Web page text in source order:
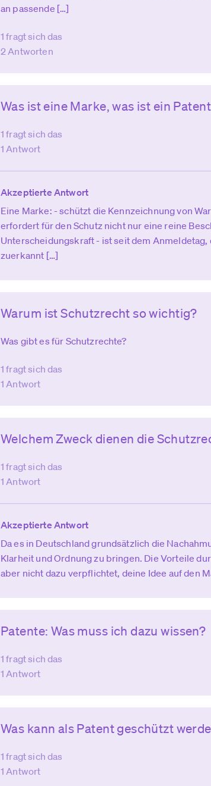
an passende […]
1 fragt sich das
2 Antworten
Was ist eine Marke, was ist ein
1 fragt sich das
1 Antwort
Akzeptierte Antwort
Eine Marke: - schützt die Kennzeichnung von
erfordert für den Schutz nicht nur eine reine
Unterscheidungskraft - ist seit dem
zuerkannt […]
Warum ist Schutzrecht so wichtig?
Was gibt es für Schutzrechte?
1 fragt sich das
1 Antwort
Welchem Zweck dienen die
1 fragt sich das
1 Antwort
Akzeptierte Antwort
Da es in Deutschland grundsätzlich die
Klarheit und Ordnung zu bringen. Die Vorteile
aber nicht dazu verpflichtet, deine Idee auf den
Patente: Was muss ich dazu wissen?
1 fragt sich das
1 Antwort
Was kann als Patent geschützt
1 fragt sich das
1 Antwort